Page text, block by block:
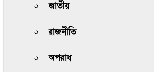
জাতীয়
রাজনীতি
অপরাধ